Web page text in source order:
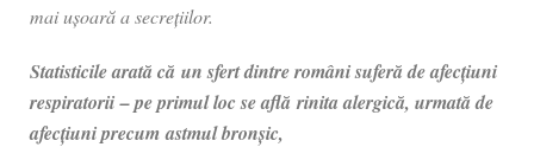
mai ușoară a secrețiilor.
Statisticile arată că un sfert dintre români suferă de afecțiuni
respiratorii – pe primul loc se află rinita alergică, urmată de
afecțiuni precum astmul bronșic,